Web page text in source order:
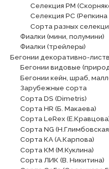
Селекция РМ
Селекция РС (Репкина
Сорта разных
Фиалки (мини, полумини)
Фиалки (трейлеры)
Бегонии декоративно-
Бегонии видовые
Бегонии кейн, шраб,
Зарубежные сорта
Сорта DS (Dimetris)
Сорта HR (Б. Макаева)
Сорта LeRex
Сорта NG
Сорта КА (А.Карпова)
Сорта КМ (М.Куклина)
Сорта ЛИК (В. Никитина)